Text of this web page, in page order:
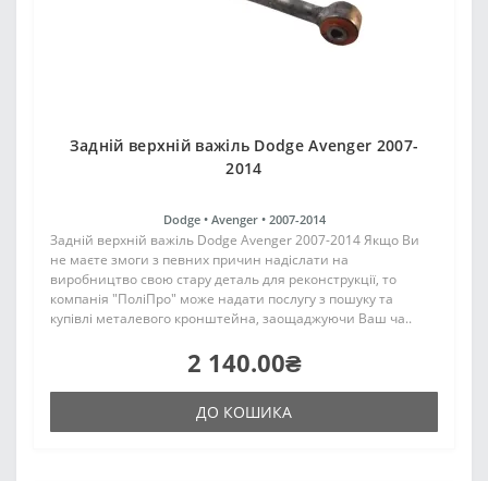
Задній верхній важіль Dodge Avenger 2007-
2014
Dodge • Avenger • 2007-2014
Задній верхній важіль Dodge Avenger 2007-2014 Якщо Ви
не маєте змоги з певних причин надіслати на
виробництво свою стару деталь для реконструкції, то
компанія "ПоліПро" може надати послугу з пошуку та
купівлі металевого кронштейна, заощаджуючи Ваш ча..
2 140.00₴
ДО КОШИКА